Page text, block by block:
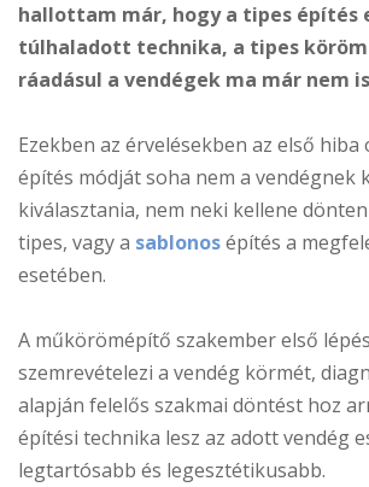
hallottam már, hogy a tipes építés
túlhaladott technika, a tipes
ráadásul a vendégek ma már nem
Ezekben az érvelésekben az első hiba
építés módját soha nem a vendégnek
kiválasztania, nem neki kellene
tipes, vagy a sablonosépítés a
esetében.
A műkörömépítő szakember első
szemrevételezi a vendég körmét,
alapján felelős szakmai döntést hoz
építési technika lesz az adott vendég
legtartósabb és legesztétikusabb.